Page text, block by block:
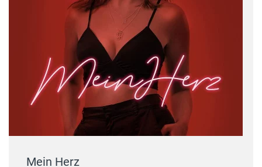
Mein Herz